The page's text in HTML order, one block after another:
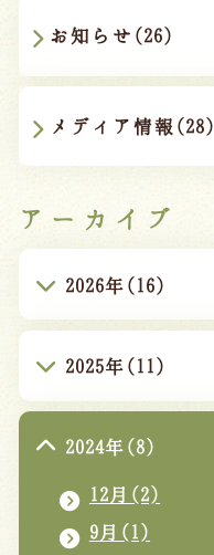
お知らせ(26)
メディア情報(28)
アーカイブ
2026年(16)
2025年(11)
2024年(8)
12月(2)
9月(1)